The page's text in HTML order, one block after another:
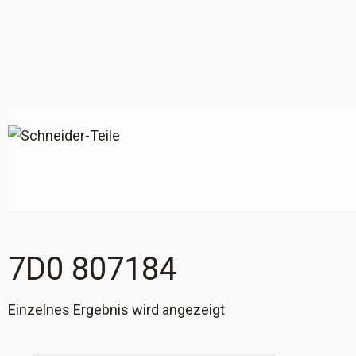
7D0 807184
Einzelnes Ergebnis wird angezeigt